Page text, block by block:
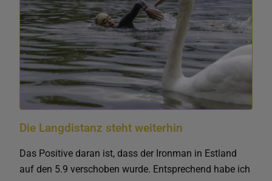
Die Langdistanz steht weiterhin
Das Positive daran ist, dass der Ironman in Estland
auf den 5.9 verschoben wurde. Entsprechend habe ich